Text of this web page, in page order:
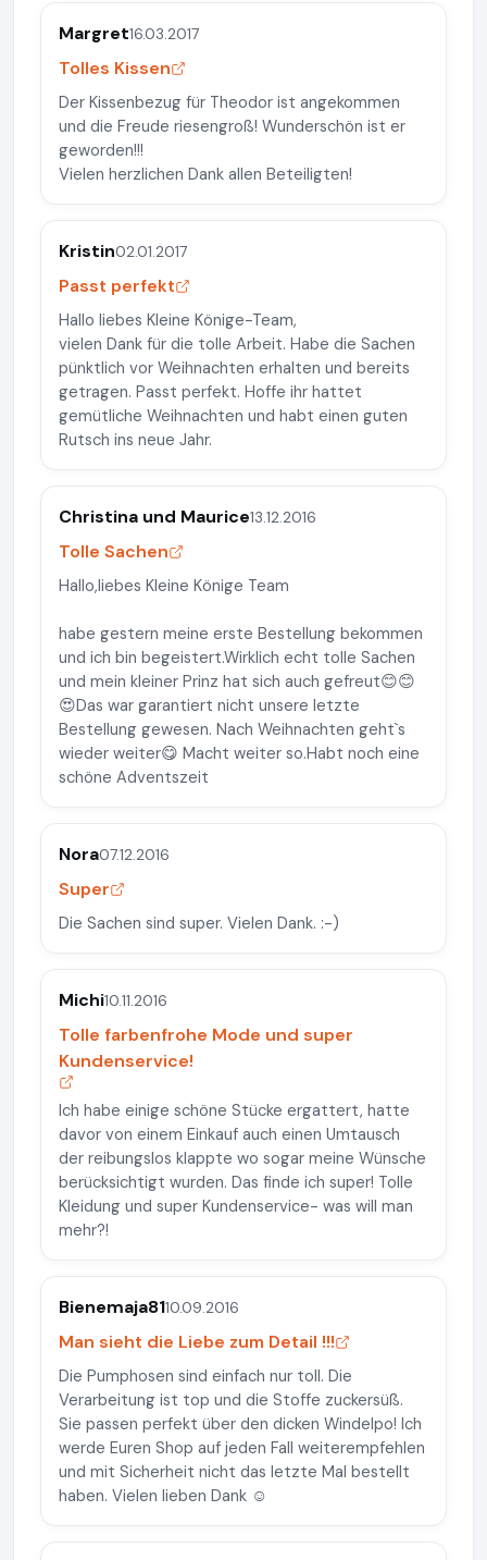
Margret16.03.2017
Tolles Kissen
Der Kissenbezug für Theodor ist angekommen
und die Freude riesengroß! Wunderschön ist er
geworden!!!
Vielen herzlichen Dank allen Beteiligten!
Kristin02.01.2017
Passt perfekt
Hallo liebes Kleine Könige-Team,
vielen Dank für die tolle Arbeit. Habe die Sachen
pünktlich vor Weihnachten erhalten und bereits
getragen. Passt perfekt. Hoffe ihr hattet
gemütliche Weihnachten und habt einen guten
Rutsch ins neue Jahr.
Christina und Maurice13.12.2016
Tolle Sachen
Hallo,liebes Kleine Könige Team
habe gestern meine erste Bestellung bekommen
und ich bin begeistert.Wirklich echt tolle Sachen
und mein kleiner Prinz hat sich auch gefreut😊😊
😍Das war garantiert nicht unsere letzte
Bestellung gewesen. Nach Weihnachten geht`s
wieder weiter😋 Macht weiter so.Habt noch eine
schöne Adventszeit
Nora07.12.2016
Super
Die Sachen sind super. Vielen Dank. :-)
Michi10.11.2016
Tolle farbenfrohe Mode und super
Kundenservice!
Ich habe einige schöne Stücke ergattert, hatte
davor von einem Einkauf auch einen Umtausch
der reibungslos klappte wo sogar meine Wünsche
berücksichtigt wurden. Das finde ich super! Tolle
Kleidung und super Kundenservice- was will man
mehr?!
Bienemaja8110.09.2016
Man sieht die Liebe zum Detail !!!
Die Pumphosen sind einfach nur toll. Die
Verarbeitung ist top und die Stoffe zuckersüß.
Sie passen perfekt über den dicken Windelpo! Ich
werde Euren Shop auf jeden Fall weiterempfehlen
und mit Sicherheit nicht das letzte Mal bestellt
haben. Vielen lieben Dank ☺